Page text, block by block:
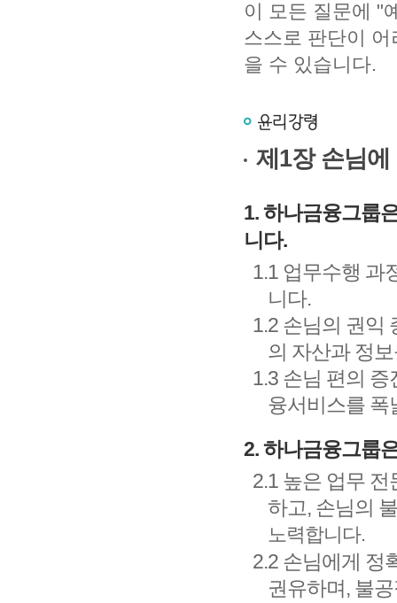
이 모든 질문에 "
스스로 판단이
을 수 있습니다.
제1장 손님에
1. 하나금융그룹
니다.
1.1 업무수행 과
니다.
1.2 손님의 권익
의 자산과 정
1.3 손님 편의
융서비스를 폭
2. 하나금융그룹
2.1 높은 업무
하고, 손님의
노력합니다.
2.2 손님에게 정
권유하며, 불